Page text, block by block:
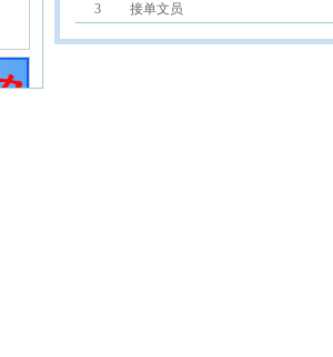
3
接单文员